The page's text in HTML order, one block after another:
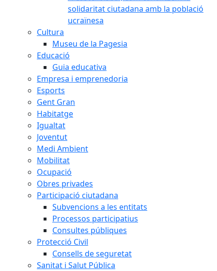
solidaritat ciutadana amb la població
ucraïnesa
Cultura
Museu de la Pagesia
Educació
Guia educativa
Empresa i emprenedoria
Esports
Gent Gran
Habitatge
Igualtat
Joventut
Medi Ambient
Mobilitat
Ocupació
Obres privades
Participació ciutadana
Subvencions a les entitats
Processos participatius
Consultes públiques
Protecció Civil
Consells de seguretat
Sanitat i Salut Pública